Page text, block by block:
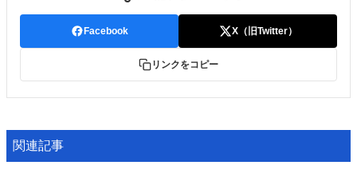
Facebook X（旧Twitter）
リンクをコピー
関連記事